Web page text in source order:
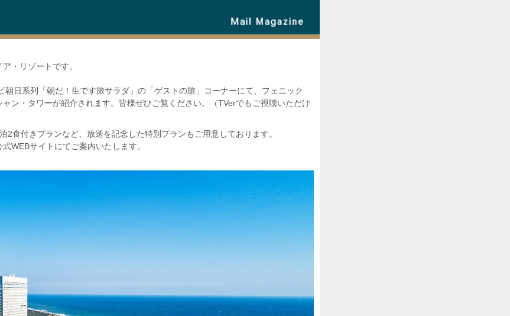
・リゾートです。
朝日系列「朝だ！生です旅サラダ」の「ゲストの旅」コーナーにて、フェニック
ャン・タワーが紹介されます。皆様ぜひご覧ください。（TVerでもご視聴いただけ
2食付きプランなど、放送を記念した特別プランもご用意しております。
WEBサイトにてご案内いたします。